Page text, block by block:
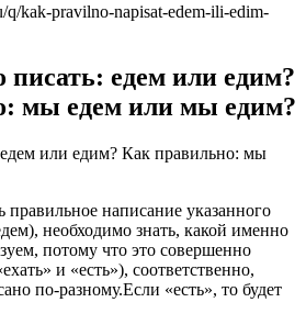
kak-pravilno-napisat-edem-ili-edim-
едем или едим?
мы едем или мы едим?
или едим? Как правильно: мы
правильное написание указанного
необходимо знать, какой именно
потому что это совершенно
и «есть»), соответственно,
по-разному.Если «есть», то будет